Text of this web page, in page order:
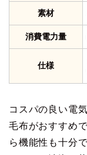
素材
消費電力量
仕様
コスパの良い電
毛布がおすすめ
ら機能性も十分